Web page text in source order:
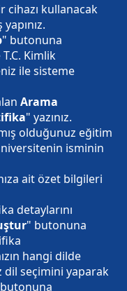
kullanacak
" butonuna
Kimlik
ile sisteme
Arama
" yazınız.
olduğunuz eğitim
isminin
ait özet bilgileri
detaylarını
" butonuna
hangi dilde
dil seçimini yaparak